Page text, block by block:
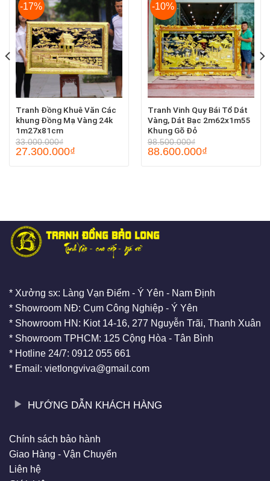
-17%
Tranh Đồng Khuê Văn Các
khung Đồng Mạ Vàng 24k
1m27x81cm
33.000.000₫
27.300.000₫
-10%
Tranh Vinh Quy Bái Tổ Dát
Vàng, Dát Bạc 2m62x1m55
Khung Gõ Đỏ
98.500.000₫
88.600.000₫
* Xưởng sx: Làng Vạn Điểm - Ý Yên - Nam Định
* Showroom NĐ: Cụm Công Nghiệp - Ý Yên
* Showroom HN: Kiot 14-16, 277 Nguyễn Trãi, Thanh Xuân
* Showroom TPHCM: 125 Cộng Hòa - Tân Bình
* Hotline 24/7: 0912 055 661
* Email: vietlongviva@gmail.com
HƯỚNG DẪN KHÁCH HÀNG
Chính sách bảo hành
Giao Hàng - Vận Chuyển
Liên hệ